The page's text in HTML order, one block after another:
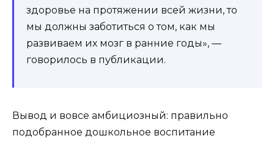
здоровье на протяжении всей жизни, то
мы должны заботиться о том, как мы
развиваем их мозг в ранние годы», —
говорилось в публикации.
Вывод и вовсе амбициозный: правильно
подобранное дошкольное воспитание